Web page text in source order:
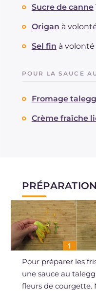
Sucre de canne
Origan à
Sel fin à volonté
POUR LA SAUCE
Fromage
Crème fraîche
PRÉPARATION
Pour préparer les
une sauce au
fleurs de courgette.